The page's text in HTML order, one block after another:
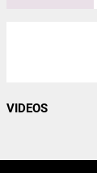
VIDEOS